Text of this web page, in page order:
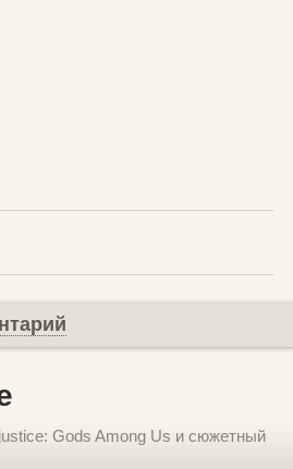
Gods Among Us и сюжетный